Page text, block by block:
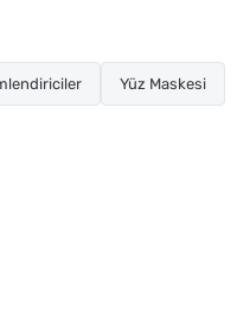
Yüz Maskesi